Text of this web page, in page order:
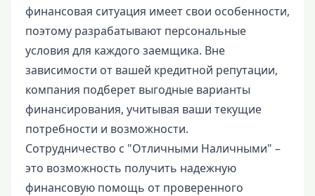
финансовая ситуация имеет свои особенности,
поэтому разрабатывают персональные
условия для каждого заемщика. Вне
зависимости от вашей кредитной репутации,
компания подберет выгодные варианты
финансирования, учитывая ваши текущие
потребности и возможности.
Сотрудничество с "Отличными Наличными" –
это возможность получить надежную
финансовую помощь от проверенного